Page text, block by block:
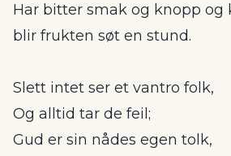
Har bitter smak og knopp og
blir frukten søt en stund.
Slett intet ser et vantro folk,
Og alltid tar de feil;
Gud er sin nådes egen tolk,